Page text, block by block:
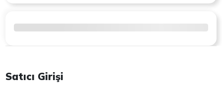
Satıcı Girişi